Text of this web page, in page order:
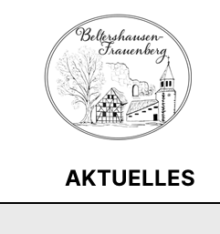
springen
AKTUELLES